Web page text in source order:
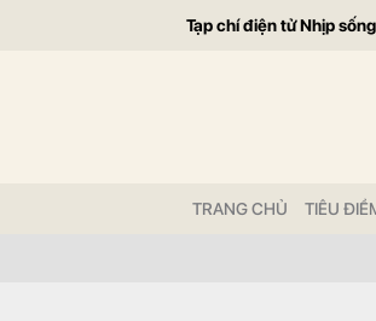
Tạp chí điện tử Nhịp
TRANG CHỦ TIÊU